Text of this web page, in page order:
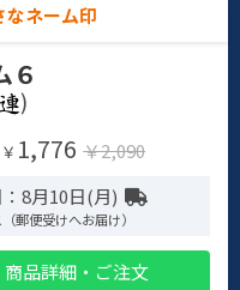
なネーム印
６
)
￥ 1,776 ￥2,090
8月10日(月)
郵便受けへお届け）
商品詳細・ご注文